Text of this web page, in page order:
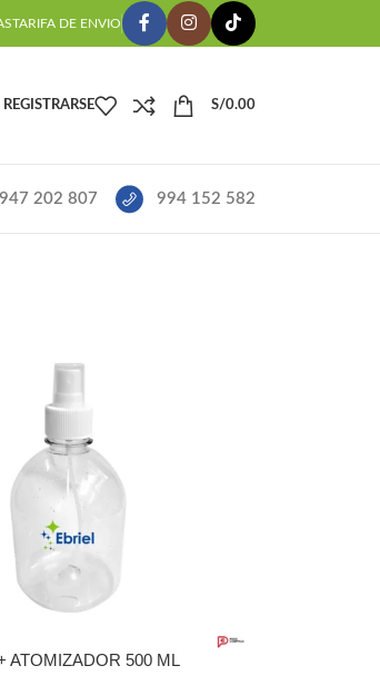
TARIFA DE ENVIO
S/0.00
947 202 807 994 152 582
ATOMIZADOR 500 ML